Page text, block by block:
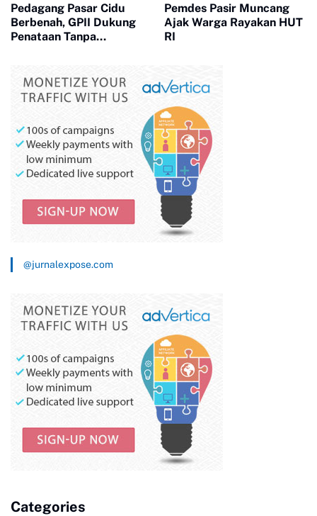
Pedagang Pasar Cidu
Berbenah, GPII Dukung
Penataan Tanpa
Pemdes Pasir Muncang
Ajak Warga Rayakan HUT
RI
@jurnalexpose.com
Categories